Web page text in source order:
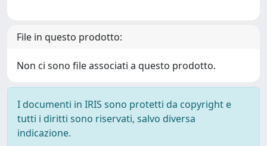
File in questo prodotto:
Non ci sono file associati a questo prodotto.
I documenti in IRIS sono protetti da copyright e
tutti i diritti sono riservati, salvo diversa
indicazione.